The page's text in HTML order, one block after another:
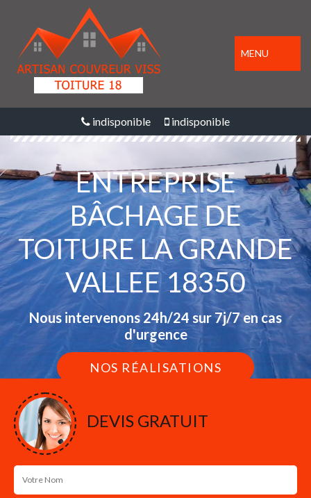
MENU
indisponible indisponible
ENTREPRISE
BÂCHAGE DE
TOITURE LA GRANDE
VALLEE 18350
Nous intervenons 24h/24 sur 7j/7 en cas
d'urgence
NOS RÉALISATIONS
DEVIS GRATUIT